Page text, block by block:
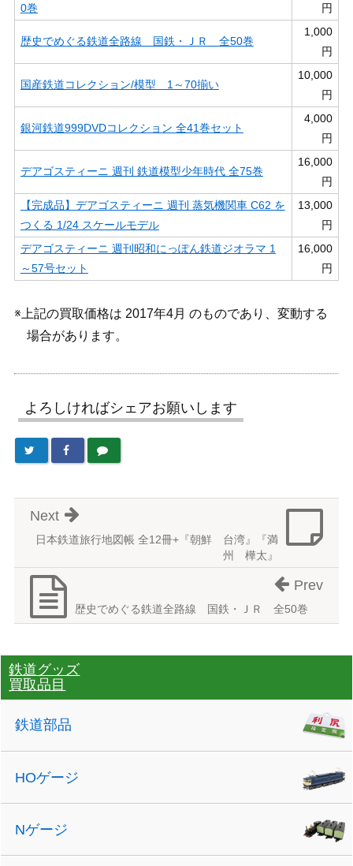
0巻
円
歴史でめぐる鉄道全路線 国鉄・ＪＲ 全50巻
1,000
円
国産鉄道コレクション/模型 1～70揃い
10,000
円
銀河鉄道999DVDコレクション 全41巻セット
4,000
円
デアゴスティーニ 週刊 鉄道模型少年時代 全75巻
16,000
円
【完成品】デアゴスティーニ 週刊 蒸気機関車 C62 を
つくる 1/24 スケールモデル
13,000
円
デアゴスティーニ 週刊昭和にっぽん鉄道ジオラマ 1
～57号セット
16,000
円
※上記の買取価格は 2017年4月 のものであり、変動する
場合があります。
よろしければシェアお願いします
日本鉄道旅行地図帳 全12冊+『朝鮮 台湾』『満
州 樺太』
Next
歴史でめぐる鉄道全路線 国鉄・ＪＲ 全50巻
Prev
鉄道グッズ
買取品目
鉄道部品
HOゲージ
Nゲージ